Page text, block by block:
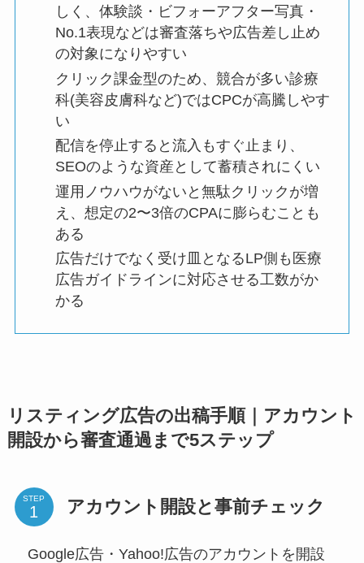
しく、体験談・ビフォーアフター写真・
No.1表現などは審査落ちや広告差し止め
の対象になりやすい
クリック課金型のため、競合が多い診療
科(美容皮膚科など)ではCPCが高騰しやす
い
配信を停止すると流入もすぐ止まり、
SEOのような資産として蓄積されにくい
運用ノウハウがないと無駄クリックが増
え、想定の2〜3倍のCPAに膨らむことも
ある
広告だけでなく受け皿となるLP側も医療
広告ガイドラインに対応させる工数がか
かる
リスティング広告の出稿手順｜アカウント
開設から審査通過まで5ステップ
STEP アカウント開設と事前チェック
Google広告・Yahoo!広告のアカウントを開設